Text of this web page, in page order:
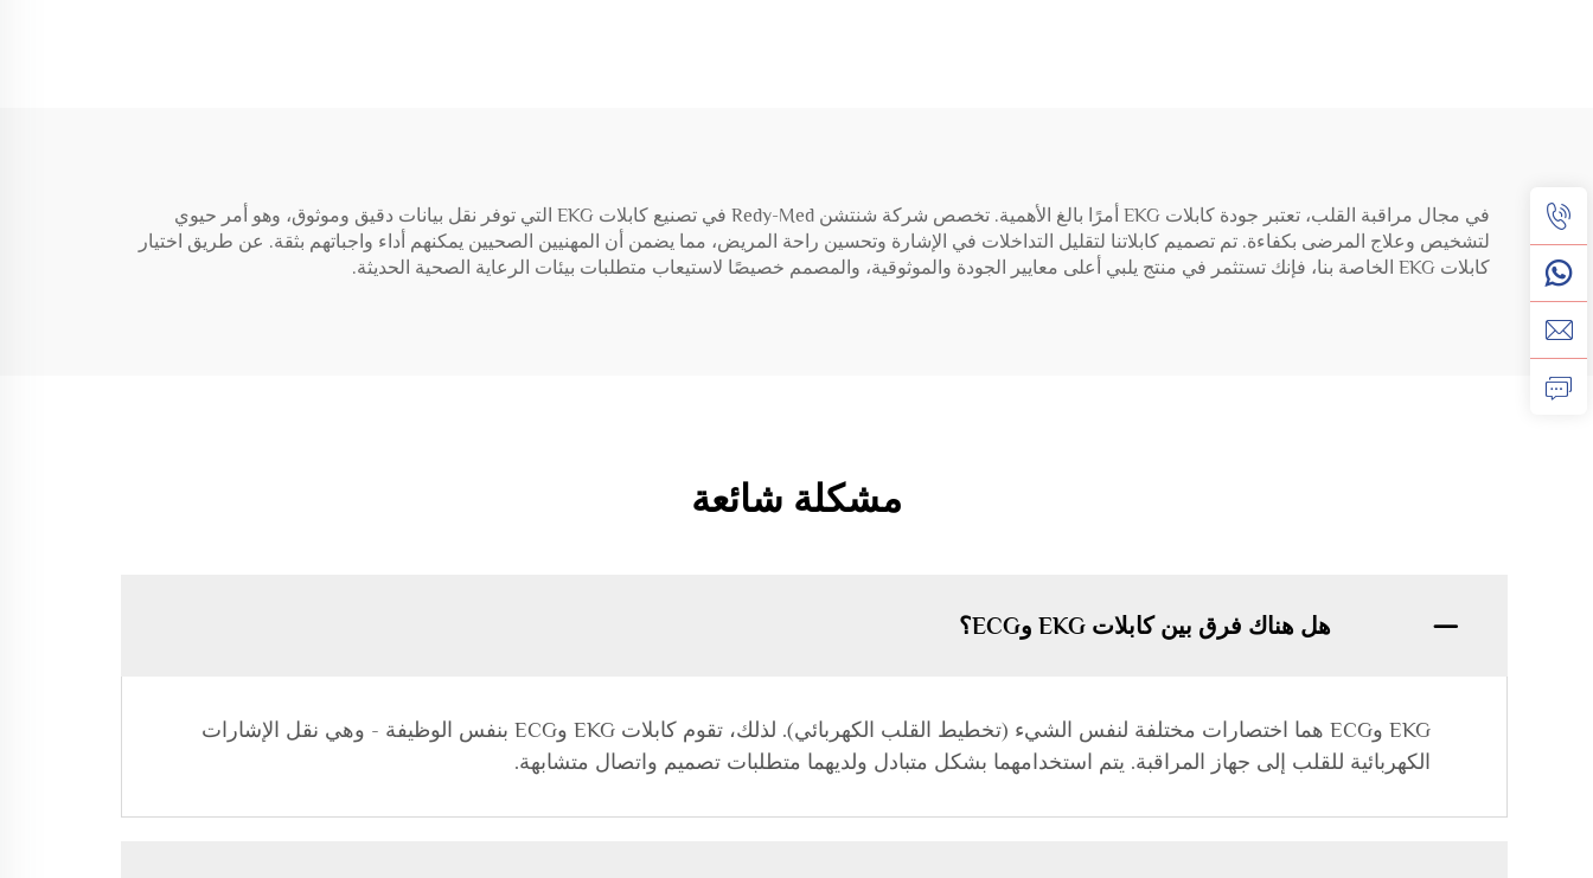
في مجال مراقبة القلب، تعتبر جودة كابلات EKG أمرًا بالغ الأهمية. تخصص شركة شنتشن Redy-Med في تصنيع كابلات EKG التي توفر نقل بيانات دقيق وموثوق، وهو أمر حيوي
لتشخيص وعلاج المرضى بكفاءة. تم تصميم كابلاتنا لتقليل التداخلات في الإشارة وتحسين راحة المريض، مما يضمن أن المهنيين الصحيين يمكنهم أداء واجباتهم بثقة. عن طريق اختيار
كابلات EKG الخاصة بنا، فإنك تستثمر في منتج يلبي أعلى معايير الجودة والموثوقية، والمصمم خصيصًا لاستيعاب متطلبات بيئات الرعاية الصحية الحديثة.
مشكلة شائعة
هل هناك فرق بين كابلات EKG وECG؟
EKG وECG هما اختصارات مختلفة لنفس الشيء (تخطيط القلب الكهربائي). لذلك، تقوم كابلات EKG وECG بنفس الوظيفة - وهي نقل الإشارات
الكهربائية للقلب إلى جهاز المراقبة. يتم استخدامهما بشكل متبادل ولديهما متطلبات تصميم واتصال متشابهة.